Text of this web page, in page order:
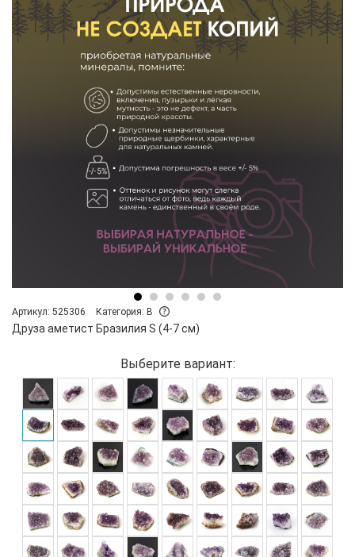
Артикул: 525306 Категория: B
Друза аметист Бразилия S (4-7 см)
Выберите вариант: